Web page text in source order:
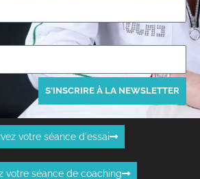
S'INSCRIRE À LA NEWSLETTER
votre séance d'essai
votre séance de coaching